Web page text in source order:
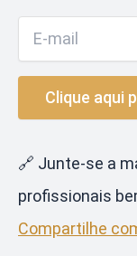
🔗 Junte-se a
profissionais
Compartilhe